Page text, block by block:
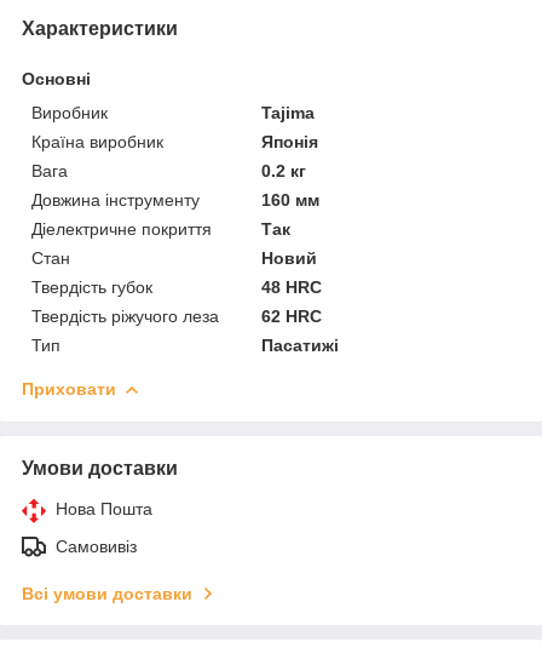
Характеристики
Основні
Виробник
Tajima
Країна виробник
Японія
Вага
0.2 кг
Довжина інструменту
160 мм
Діелектричне покриття
Так
Стан
Новий
Твердість губок
48 HRC
Твердість ріжучого леза
62 HRC
Тип
Пасатижі
Приховати
Умови доставки
Нова Пошта
Самовивіз
Всі умови доставки